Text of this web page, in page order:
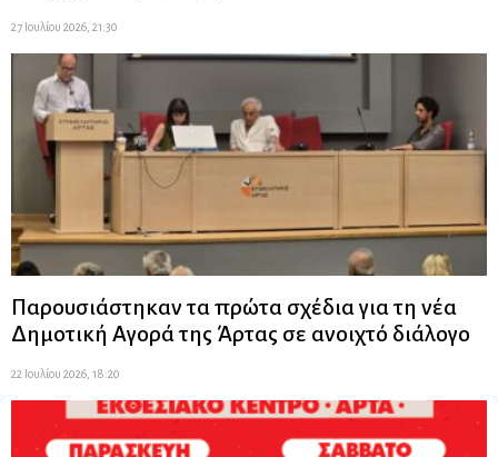
27 Ιουλίου 2026, 21:30
Παρουσιάστηκαν τα πρώτα σχέδια για τη νέα
Δημοτική Αγορά της Άρτας σε ανοιχτό διάλογο
22 Ιουλίου 2026, 18:20